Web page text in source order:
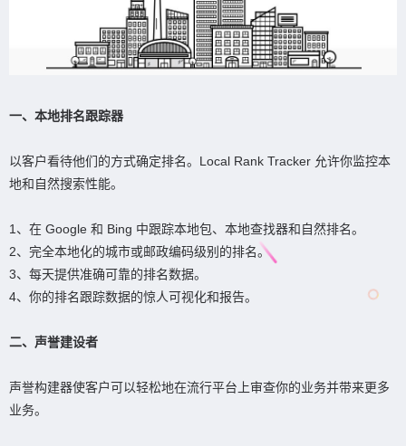
一、本地排名跟踪器
以客户看待他们的方式确定排名。Local Rank Tracker 允许你监控本
地和自然搜索性能。
1、在 Google 和 Bing 中跟踪本地包、本地查找器和自然排名。
2、完全本地化的城市或邮政编码级别的排名。
3、每天提供准确可靠的排名数据。
4、你的排名跟踪数据的惊人可视化和报告。
二、声誉建设者
声誉构建器使客户可以轻松地在流行平台上审查你的业务并带来更多
业务。